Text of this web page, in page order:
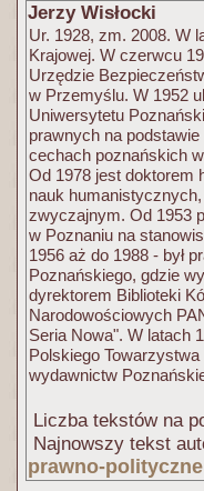
Jerzy Wisłocki
Ur. 1928, zm. 2008. W
Krajowej. W czerwcu
Urzędzie
w Przemyślu. W 1952
Uniwersytetu
prawnych na
cechach poznańskich
Od 1978 jest doktorem
nauk
zwyczajnym. Od 1953
w Poznaniu na
1956 aż do 1988 - był
Poznańskiego, gdzie
dyrektorem Biblioteki
Narodowościowych
Seria Nowa". W latach
Polskiego
wydawnictw
Liczba tekstów na
Najnowszy tekst
prawno-polityczne